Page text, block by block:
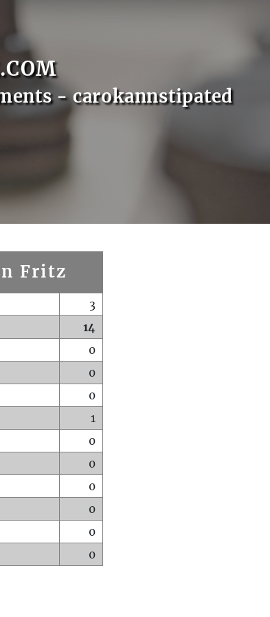
- carokannstipated
Fritz
3
14
0
0
0
1
0
0
0
0
0
0